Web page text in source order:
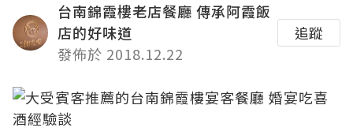
台南錦霞樓老店餐廳 傳承阿霞飯
店的好味道
發佈於 2018.12.22
追蹤